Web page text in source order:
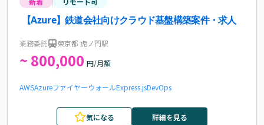
【Azure】鉄道会社向けクラウド基盤構築案件・求人
業務委託 東京都 虎ノ門駅
~ 800,000 円/月額
AWSAzureファイヤーウォールExpress.jsDevOps
気になる 詳細を見る